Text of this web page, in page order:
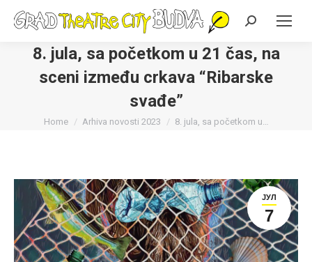
Search:
8. jula, sa početkom u 21 čas, na
sceni između crkava “Ribarske
svađe”
You are here:
Home Arhiva novosti 2023 8. jula, sa početkom u…
ЈУЛ
7